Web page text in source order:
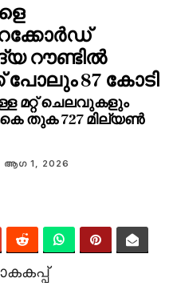
റൗണ്ടിൽ
87 കോടി
മറ്റ് ചെലവുകളും
തുക 727 മില്യൺ
ആഗ 1, 2026